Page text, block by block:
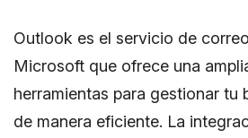
Outlook es el servicio de
Microsoft que ofrece una
herramientas para gestionar tu
de manera eficiente. La